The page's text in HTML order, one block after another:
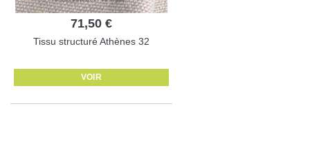
71,50 €
Tissu structuré Athènes 32
VOIR